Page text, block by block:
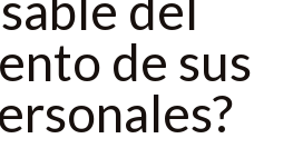
de sus